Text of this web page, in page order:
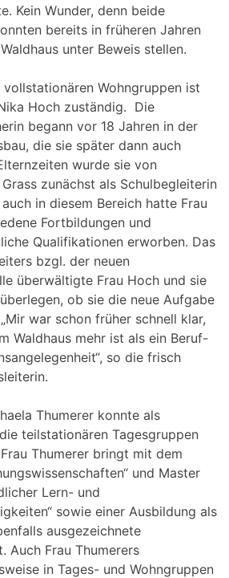
Kein Wunder, denn beide
bereits in früheren Jahren
unter Beweis stellen.
vollstationären Wohngruppen ist
Hoch zuständig. Die
begann vor 18 Jahren in der
die sie später dann auch
wurde sie von
zunächst als Schulbegleiterin
in diesem Bereich hatte Frau
Fortbildungen und
Qualifikationen erworben. Das
bzgl. der neuen
überwältigte Frau Hoch und sie
ob sie die neue Aufgabe
war schon früher schnell klar,
Waldhaus mehr ist als ein Beruf-
so die frisch
Thumerer konnte als
teilstationären Tagesgruppen
Thumerer bringt mit dem
und Master
Lern- und
sowie einer Ausbildung als
ausgezeichnete
Auch Frau Thumerers
in Tages- und Wohngruppen